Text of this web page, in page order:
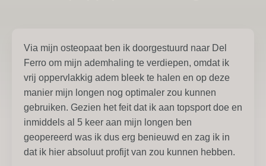
Via mijn osteopaat ben ik doorgestuurd naar Del
Ferro om mijn ademhaling te verdiepen, omdat ik
vrij oppervlakkig adem bleek te halen en op deze
manier mijn longen nog optimaler zou kunnen
gebruiken. Gezien het feit dat ik aan topsport doe en
inmiddels al 5 keer aan mijn longen ben
geopereerd was ik dus erg benieuwd en zag ik in
dat ik hier absoluut profijt van zou kunnen hebben.